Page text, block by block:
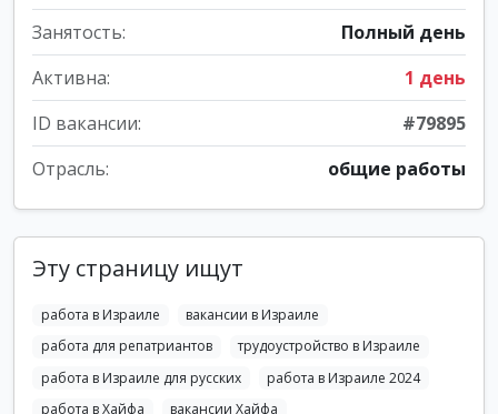
Занятость:
Полный день
Активна:
1 день
ID вакансии:
#79895
Отрасль:
общие работы
Эту страницу ищут
работа в Израиле
вакансии в Израиле
работа для репатриантов
трудоустройство в Израиле
работа в Израиле для русских
работа в Израиле 2024
работа в Хайфа
вакансии Хайфа